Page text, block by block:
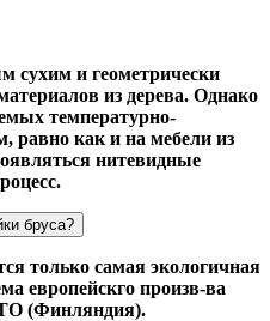
сухим и геометрически
из дерева. Однако
температурно-
равно как и на мебели из
нитевидные
бруса?
только самая экологичная
европейскго произв-ва
(Финляндия).